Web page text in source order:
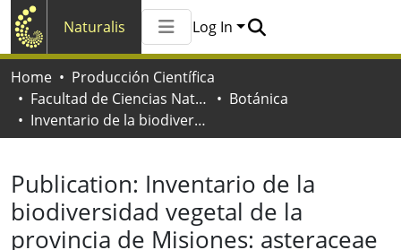
Naturalis
All of Naturalis
Log In
Home
Producción Científica
Facultad de Ciencias Naturales y Museo
Botánica
Inventario de la biodiversidad vegetal de la provincia de Misiones: asteraceae
Publication: Inventario de la
biodiversidad vegetal de la
provincia de Misiones: asteraceae